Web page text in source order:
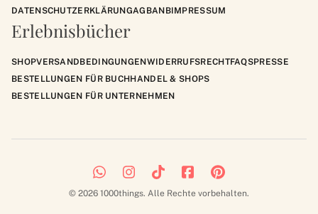
DATENSCHUTZERKLÄRUNGAGBANBIMPRESSUM
Erlebnisbücher
SHOPVERSANDBEDINGUNGENWIDERRUFSRECHTFAQSPRESSE
BESTELLUNGEN FÜR BUCHHANDEL & SHOPS
BESTELLUNGEN FÜR UNTERNEHMEN
© 2026 1000things. Alle Rechte vorbehalten.